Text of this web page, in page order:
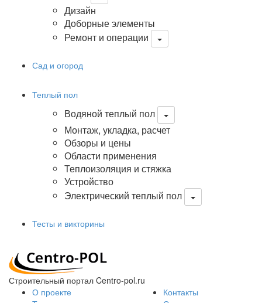
Дизайн
Доборные элементы
Ремонт и операции
Сад и огород
Теплый пол
Водяной теплый пол
Монтаж, укладка, расчет
Обзоры и цены
Области применения
Теплоизоляция и стяжка
Устройство
Электрический теплый пол
Тесты и викторины
Строительный портал Centro-pol.ru
О проекте
Контакты